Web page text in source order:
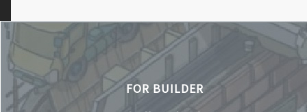
FOR BUILDER